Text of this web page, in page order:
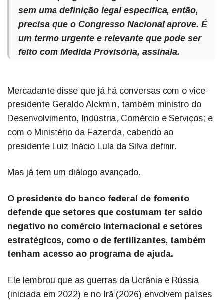
sem uma definição legal específica, então,
precisa que o Congresso Nacional aprove. É
um termo urgente e relevante que pode ser
feito com Medida Provisória, assinala.
Mercadante disse que já há conversas com o vice-
presidente Geraldo Alckmin, também ministro do
Desenvolvimento, Indústria, Comércio e Serviços; e
com o Ministério da Fazenda, cabendo ao
presidente Luiz Inácio Lula da Silva definir.
Mas já tem um diálogo avançado.
O presidente do banco federal de fomento
defende que setores que costumam ter saldo
negativo no comércio internacional e setores
estratégicos, como o de fertilizantes, também
tenham acesso ao programa de ajuda.
Ele lembrou que as guerras da Ucrânia e Rússia
(iniciada em 2022) e no Irã (2026) envolvem países